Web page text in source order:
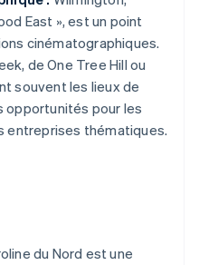
East », est un point
cinématographiques.
de One Tree Hill ou
souvent les lieux de
opportunités pour les
entreprises thématiques.
du Nord est une